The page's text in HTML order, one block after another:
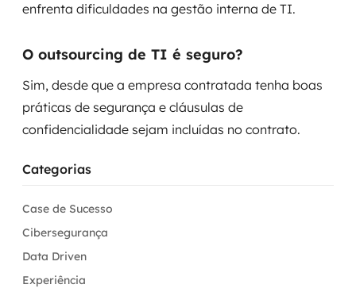
enfrenta dificuldades na gestão interna de TI.
O outsourcing de TI é seguro?
Sim, desde que a empresa contratada tenha boas
práticas de segurança e cláusulas de
confidencialidade sejam incluídas no contrato.
Categorias
Case de Sucesso
Cibersegurança
Data Driven
Experiência